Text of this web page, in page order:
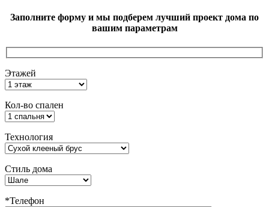
Заполните форму и мы подберем лучший проект дома по
вашим параметрам
Этажей
Кол-во спален
Технология
Стиль дома
*Телефон